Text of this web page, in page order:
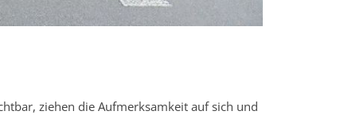
ziehen die Aufmerksamkeit auf sich und